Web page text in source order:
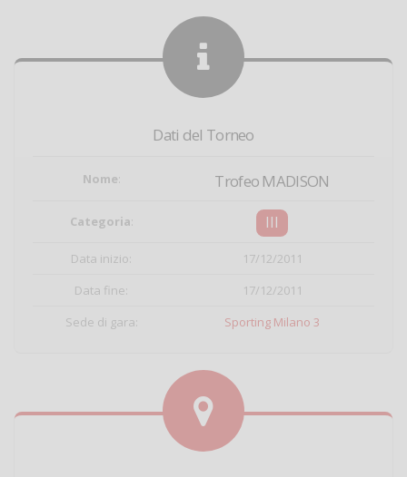
Dati del Torneo
Nome: Trofeo MADISON
Categoria: III
Data inizio:
17/12/2011
Data fine:
17/12/2011
Sede di gara:
Sporting Milano 3